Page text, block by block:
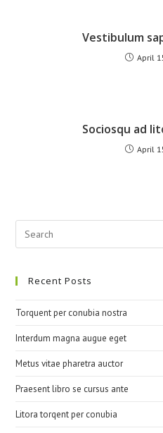
Vestibulum
April
Sociosqu ad
April
Recent Posts
Torquent per conubia nostra
Interdum magna augue eget
Metus vitae pharetra auctor
Praesent libro se cursus ante
Litora torqent per conubia